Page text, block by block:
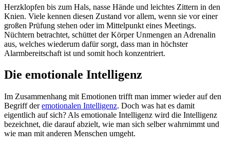
Herzklopfen bis zum Hals, nasse Hände und leichtes Zittern in den
Knien. Viele kennen diesen Zustand vor allem, wenn sie vor einer
großen Prüfung stehen oder im Mittelpunkt eines Meetings.
Nüchtern betrachtet, schüttet der Körper Unmengen an Adrenalin
aus, welches wiederum dafür sorgt, dass man in höchster
Alarmbereitschaft ist und somit hoch konzentriert.
Die emotionale Intelligenz
Im Zusammenhang mit Emotionen trifft man immer wieder auf den
Begriff deremotionalen Intelligenz. Doch was hat es damit
eigentlich auf sich? Als emotionale Intelligenz wird die Intelligenz
bezeichnet, die darauf abzielt, wie man sich selber wahrnimmt und
wie man mit anderen Menschen umgeht.